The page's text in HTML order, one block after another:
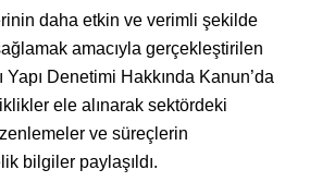
daha etkin ve verimli şekilde
amacıyla gerçekleştirilen
Yapı Denetimi Hakkında Kanun’da
ele alınarak sektördeki
ve süreçlerin
bilgiler paylaşıldı.